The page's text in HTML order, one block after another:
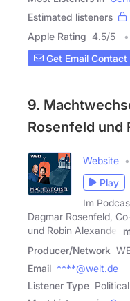
Estimated listeners
Apple Rating 4.5/5
Get Email Contact
9.
Rosenfeld und
Website
Play
Im
Dagmar Rosenfeld,
und Robin Alexander
Producer/Network
Email ****@welt.de
Listener Type